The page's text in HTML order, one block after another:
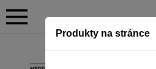
Produkty na stránce